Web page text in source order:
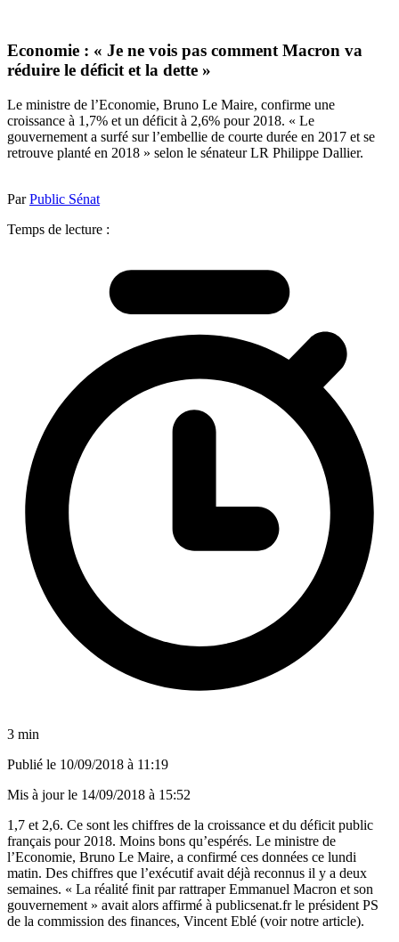
Economie : « Je ne vois pas comment Macron va
réduire le déficit et la dette »
Le ministre de l’Economie, Bruno Le Maire, confirme une
croissance à 1,7% et un déficit à 2,6% pour 2018. « Le
gouvernement a surfé sur l’embellie de courte durée en 2017 et se
retrouve planté en 2018 » selon le sénateur LR Philippe Dallier.
ParPublic Sénat
Temps de lecture :
3 min
Publié le 10/09/2018 à 11:19
Mis à jour le 14/09/2018 à 15:52
1,7 et 2,6. Ce sont les chiffres de la croissance et du déficit public
français pour 2018. Moins bons qu’espérés. Le ministre de
l’Economie, Bruno Le Maire, a confirmé ces données ce lundi
matin. Des chiffres que l’exécutif avait déjà reconnus il y a deux
semaines. « La réalité finit par rattraper Emmanuel Macron et son
gouvernement » avait alors affirmé à publicsenat.fr le président PS
de la commission des finances, Vincent Eblé (voir notre article).